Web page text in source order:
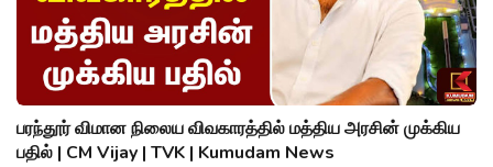
பரந்தூர் விமான நிலைய விவகாரத்தில் மத்திய அரசின் முக்கிய
பதில் | CM Vijay | TVK | Kumudam News